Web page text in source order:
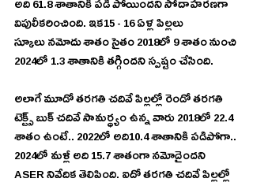
అది 61.8 శాతానికి పడి పోయిందని సోదాహరణగా
విపులీకరించింది. ఇక15 - 16 ఏళ్ల పిల్లలు
స్కూలు నమోదు శాతం సైతం 2018లో 9 శాతం నుంచి
2024లో 1.3 శాతానికి తగ్గిందని స్పష్టం చేసింది.
అలాగే మూడో తరగతి చదివే పిల్లల్లో రెండో తరగతి
టెక్ట్స్‌ బుక్‌ చదివే సామర్ధ్యం ఉన్న వారు 2018లో 22.4
శాతం ఉంటే.. 2022లో అది10.4 శాతానికి పడిపోగా..
2024లో మళ్లీ అది 15.7 శాతంగా నమోదైందని
ASER నివేదిక తెలిపింది. ఐదో తరగతి చదివే పిల్లల్లో